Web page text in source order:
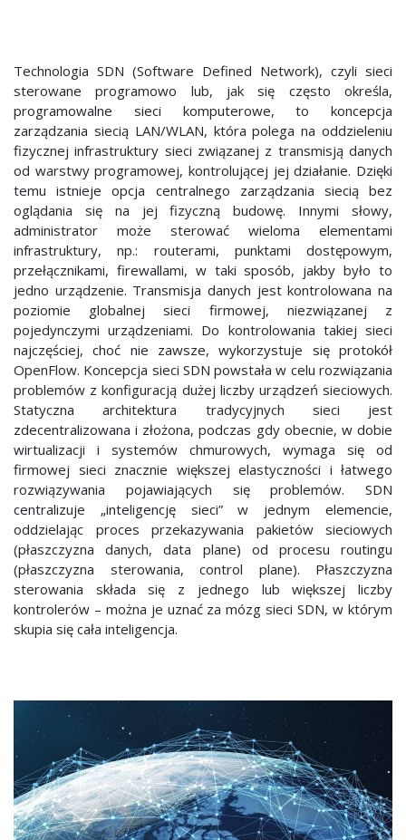
Technologia SDN (Software Defined Network), czyli sieci
sterowane programowo lub, jak się często określa,
programowalne sieci komputerowe, to koncepcja
zarządzania siecią LAN/WLAN, która polega na oddzieleniu
fizycznej infrastruktury sieci związanej z transmisją danych
od warstwy programowej, kontrolującej jej działanie. Dzięki
temu istnieje opcja centralnego zarządzania siecią bez
oglądania się na jej fizyczną budowę. Innymi słowy,
administrator może sterować wieloma elementami
infrastruktury, np.: routerami, punktami dostępowym,
przełącznikami, firewallami, w taki sposób, jakby było to
jedno urządzenie. Transmisja danych jest kontrolowana na
poziomie globalnej sieci firmowej, niezwiązanej z
pojedynczymi urządzeniami. Do kontrolowania takiej sieci
najczęściej, choć nie zawsze, wykorzystuje się protokół
OpenFlow. Koncepcja sieci SDN powstała w celu rozwiązania
problemów z konfiguracją dużej liczby urządzeń sieciowych.
Statyczna architektura tradycyjnych sieci jest
zdecentralizowana i złożona, podczas gdy obecnie, w dobie
wirtualizacji i systemów chmurowych, wymaga się od
firmowej sieci znacznie większej elastyczności i łatwego
rozwiązywania pojawiających się problemów. SDN
centralizuje „inteligencję sieci” w jednym elemencie,
oddzielając proces przekazywania pakietów sieciowych
(płaszczyzna danych, data plane) od procesu routingu
(płaszczyzna sterowania, control plane). Płaszczyzna
sterowania składa się z jednego lub większej liczby
kontrolerów – można je uznać za mózg sieci SDN, w którym
skupia się cała inteligencja.